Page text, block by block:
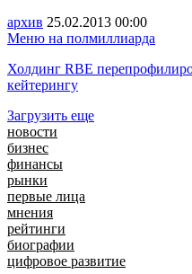
архив 25.02.2013 00:00
Меню на полмиллиарда
Холдинг RBE
кейтерингу
Загрузить еще
новости
бизнес
финансы
рынки
первые лица
мнения
рейтинги
биографии
цифровое развитие